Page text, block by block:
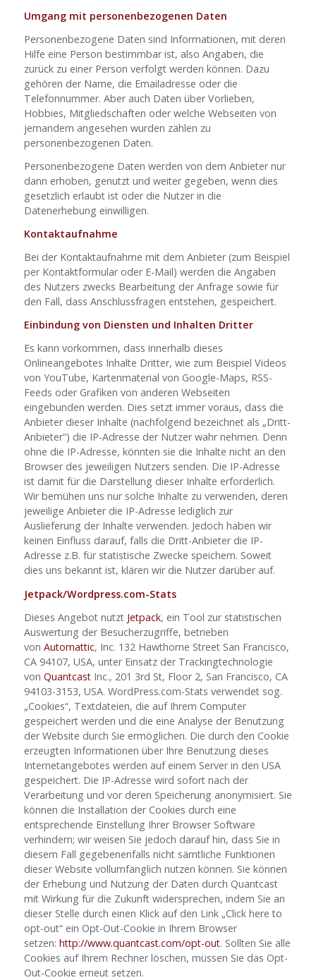
Umgang mit personenbezogenen Daten
Personenbezogene Daten sind Informationen, mit deren
Hilfe eine Person bestimmbar ist, also Angaben, die
zurück zu einer Person verfolgt werden können. Dazu
gehören der Name, die Emailadresse oder die
Telefonnummer. Aber auch Daten über Vorlieben,
Hobbies, Mitgliedschaften oder welche Webseiten von
jemandem angesehen wurden zählen zu
personenbezogenen Daten.
Personenbezogene Daten werden von dem Anbieter nur
dann erhoben, genutzt und weiter gegeben, wenn dies
gesetzlich erlaubt ist oder die Nutzer in die
Datenerhebung einwilligen.
Kontaktaufnahme
Bei der Kontaktaufnahme mit dem Anbieter (zum Beispiel
per Kontaktformular oder E-Mail) werden die Angaben
des Nutzers zwecks Bearbeitung der Anfrage sowie für
den Fall, dass Anschlussfragen entstehen, gespeichert.
Einbindung von Diensten und Inhalten Dritter
Es kann vorkommen, dass innerhalb dieses
Onlineangebotes Inhalte Dritter, wie zum Beispiel Videos
von YouTube, Kartenmaterial von Google-Maps, RSS-
Feeds oder Grafiken von anderen Webseiten
eingebunden werden. Dies setzt immer voraus, dass die
Anbieter dieser Inhalte (nachfolgend bezeichnet als „Dritt-
Anbieter“) die IP-Adresse der Nutzer wahr nehmen. Denn
ohne die IP-Adresse, könnten sie die Inhalte nicht an den
Browser des jeweiligen Nutzers senden. Die IP-Adresse
ist damit für die Darstellung dieser Inhalte erforderlich.
Wir bemühen uns nur solche Inhalte zu verwenden, deren
jeweilige Anbieter die IP-Adresse lediglich zur
Auslieferung der Inhalte verwenden. Jedoch haben wir
keinen Einfluss darauf, falls die Dritt-Anbieter die IP-
Adresse z.B. für statistische Zwecke speichern. Soweit
dies uns bekannt ist, klären wir die Nutzer darüber auf.
Jetpack/Wordpress.com-Stats
Dieses Angebot nutzt Jetpack, ein Tool zur statistischen
Auswertung der Besucherzugriffe, betrieben
von Automattic, Inc. 132 Hawthorne Street San Francisco,
CA 94107, USA, unter Einsatz der Trackingtechnologie
von QuantcastInc., 201 3rd St, Floor 2, San Francisco, CA
94103-3153, USA. WordPress.com-Stats verwendet sog.
„Cookies“, Textdateien, die auf Ihrem Computer
gespeichert werden und die eine Analyse der Benutzung
der Website durch Sie ermöglichen. Die durch den Cookie
erzeugten Informationen über Ihre Benutzung dieses
Internetangebotes werden auf einem Server in den USA
gespeichert. Die IP-Adresse wird sofort nach der
Verarbeitung und vor deren Speicherung anonymisiert. Sie
können die Installation der Cookies durch eine
entsprechende Einstellung Ihrer Browser Software
verhindern; wir weisen Sie jedoch darauf hin, dass Sie in
diesem Fall gegebenenfalls nicht sämtliche Funktionen
dieser Website vollumfänglich nutzen können. Sie können
der Erhebung und Nutzung der Daten durch Quantcast
mit Wirkung für die Zukunft widersprechen, indem Sie an
dieser Stelle durch einen Klick auf den Link „Click here to
opt-out“ ein Opt-Out-Cookie in Ihrem Browser
setzen: http://www.quantcast.com/opt-out. Sollten Sie alle
Cookies auf Ihrem Rechner löschen, müssen Sie das Opt-
Out-Cookie erneut setzen.